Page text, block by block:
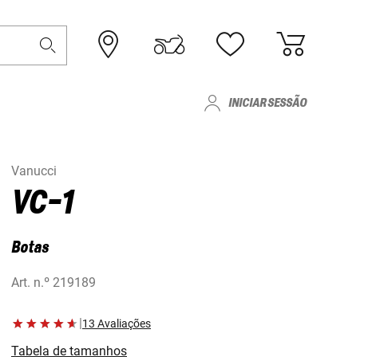
INICIAR SESSÃO
Vanucci
VC-1
Botas
Art. n.º 219189
|13 Avaliações
Tabela de tamanhos